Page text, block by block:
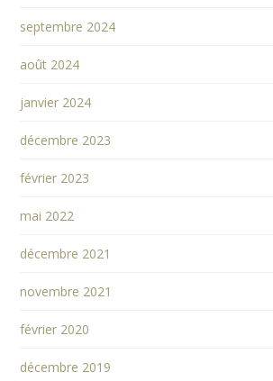
septembre 2024
août 2024
janvier 2024
décembre 2023
février 2023
mai 2022
décembre 2021
novembre 2021
février 2020
décembre 2019